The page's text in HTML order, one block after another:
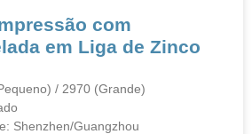
com
em Liga de Zinco
/ 2970 (Grande)
Shenzhen/Guangzhou